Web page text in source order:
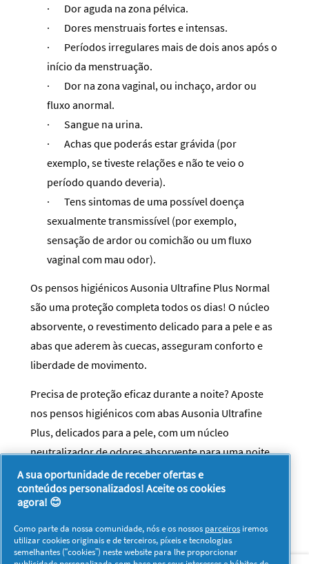
·
Dor aguda na zona pélvica.
·
Dores menstruais fortes e intensas.
·
Períodos irregulares mais de dois anos após o
início da menstruação.
·
Dor na zona vaginal, ou inchaço, ardor ou
fluxo anormal.
·
Sangue na urina.
·
Achas que poderás estar grávida (por
exemplo, se tiveste relações e não te veio o
período quando deveria).
·
Tens sintomas de uma possível doença
sexualmente transmissível (por exemplo,
sensação de ardor ou comichão ou um fluxo
vaginal com mau odor).
Os pensos higiénicos Ausonia Ultrafine Plus Normal
são uma proteção completa todos os dias! O núcleo
absorvente, o revestimento delicado para a pele e as
abas que aderem às cuecas, asseguram conforto e
liberdade de movimento.
Precisa de proteção eficaz durante a noite? Aposte
nos pensos higiénicos com abas Ausonia Ultrafine
Plus, delicados para a pele, com um núcleo
neutralizador de odores absorvente para uma noite
de sono tranquilo.
A sua oportunidade de receber ofertas e
conteúdos personalizados! Aceite os cookies
agora! 😊
Como parte da nossa comunidade, nós e os nossos parceiros iremos
utilizar cookies originais e de terceiros, píxeis e tecnologias
semelhantes (“cookies”) neste website para lhe proporcionar